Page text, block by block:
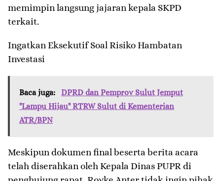
memimpin langsung jajaran kepala SKPD
terkait.
​Ingatkan Eksekutif Soal Risiko Hambatan
Investasi
Baca juga:
DPRD dan Pemprov Sulut Jemput
"Lampu Hijau" RTRW Sulut di Kementerian
ATR/BPN
​Meskipun dokumen final beserta berita acara
telah diserahkan oleh Kepala Dinas PUPR di